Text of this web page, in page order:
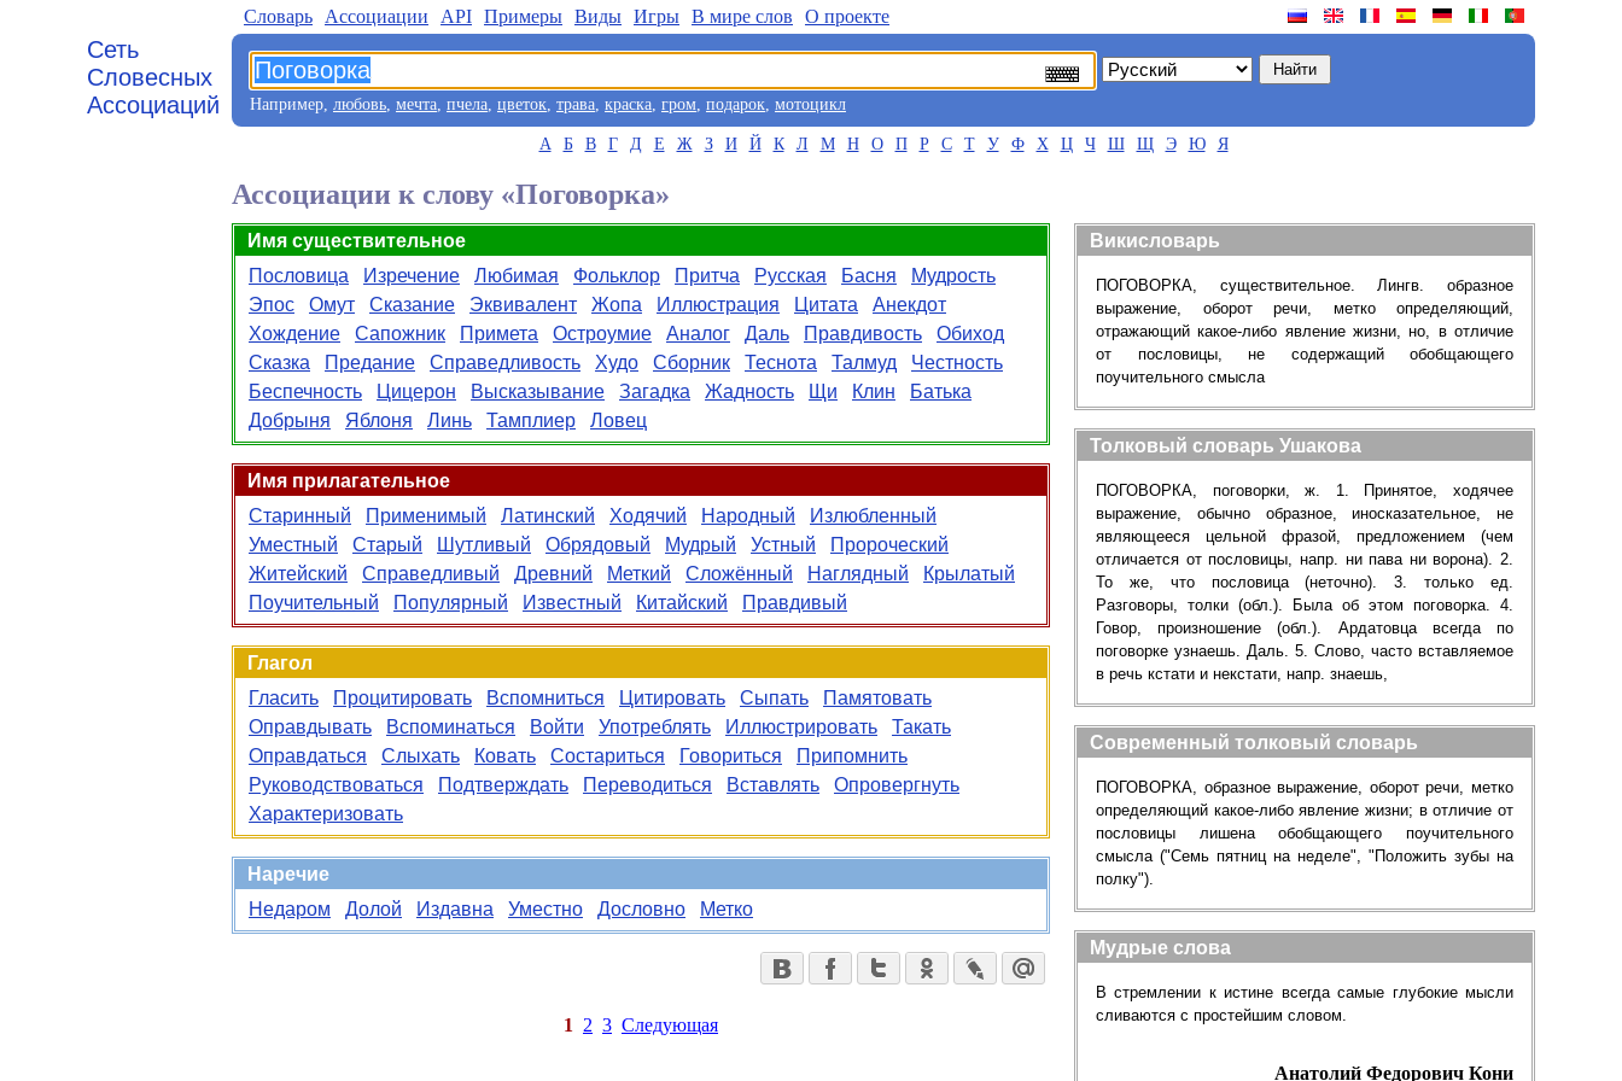
Сеть
Словесных
Ассоциаций
Словарь Aссоциации API Примеры Виды Игры В мире слов О проекте
Например, любовь, мечта, пчела, цветок, трава, краска, гром, подарок, мотоцикл
А Б В Г Д Е Ж З И Й К Л М Н О П Р С Т У Ф Х Ц Ч Ш Щ Э Ю Я
Ассоциации к слову «Поговорка»
Имя существительное
Пословица
Изречение Любимая Фольклор Притча Русская Басня
Мудрость
Эпос
Омут Сказание Эквивалент Жопа Иллюстрация Цитата
Анекдот
Хождение
Сапожник Примета Остроумие Аналог Даль Правдивость
Обиход
Сказка
Предание Справедливость Худо Сборник Теснота Талмуд
Честность
Беспечность
Цицерон Высказывание Загадка Жадность Щи Клин
Батька
Добрыня
Яблоня Линь Тамплиер Ловец
Имя прилагательное
Старинный
Применимый Латинский Ходячий Народный
Излюбленный
Уместный
Старый Шутливый Обрядовый Мудрый Устный
Пророческий
Житейский
Справедливый Древний Меткий Сложённый Наглядный
Крылатый
Поучительный
Популярный Известный Китайский Правдивый
Глагол
Гласить
Процитировать Вспомниться Цитировать Сыпать
Памятовать
Оправдывать
Вспоминаться Войти Употреблять Иллюстрировать
Такать
Оправдаться
Слыхать Ковать Состариться Говориться
Припомнить
Руководствоваться
Подтверждать Переводиться Вставлять
Опровергнуть
Характеризовать
Наречие
Недаром
Долой Издавна Уместно Дословно Метко
1 2 3 Следующая
Викисловарь
ПОГОВОРКА, существительное. Лингв. образное
выражение, оборот речи, метко определяющий,
отражающий какое-либо явление жизни, но, в отличие
от пословицы, не содержащий обобщающего
поучительного смысла
Толковый словарь Ушакова
ПОГОВОРКА, поговорки, ж. 1. Принятое, ходячее
выражение, обычно образное, иносказательное, не
являющееся цельной фразой, предложением (чем
отличается от пословицы, напр. ни пава ни ворона). 2.
То же, что пословица (неточно). 3. только ед.
Разговоры, толки (обл.). Была об этом поговорка. 4.
Говор, произношение (обл.). Ардатовца всегда по
поговорке узнаешь. Даль. 5. Слово, часто вставляемое
в речь кстати и некстати, напр. знаешь,
Современный толковый словарь
ПОГОВОРКА, образное выражение, оборот речи, метко
определяющий какое-либо явление жизни; в отличие от
пословицы лишена обобщающего поучительного
смысла ("Семь пятниц на неделе", "Положить зубы на
полку").
Мудрые слова
В стремлении к истине всегда самые глубокие мысли
сливаются с простейшим словом.
Анатолий Федорович Кони